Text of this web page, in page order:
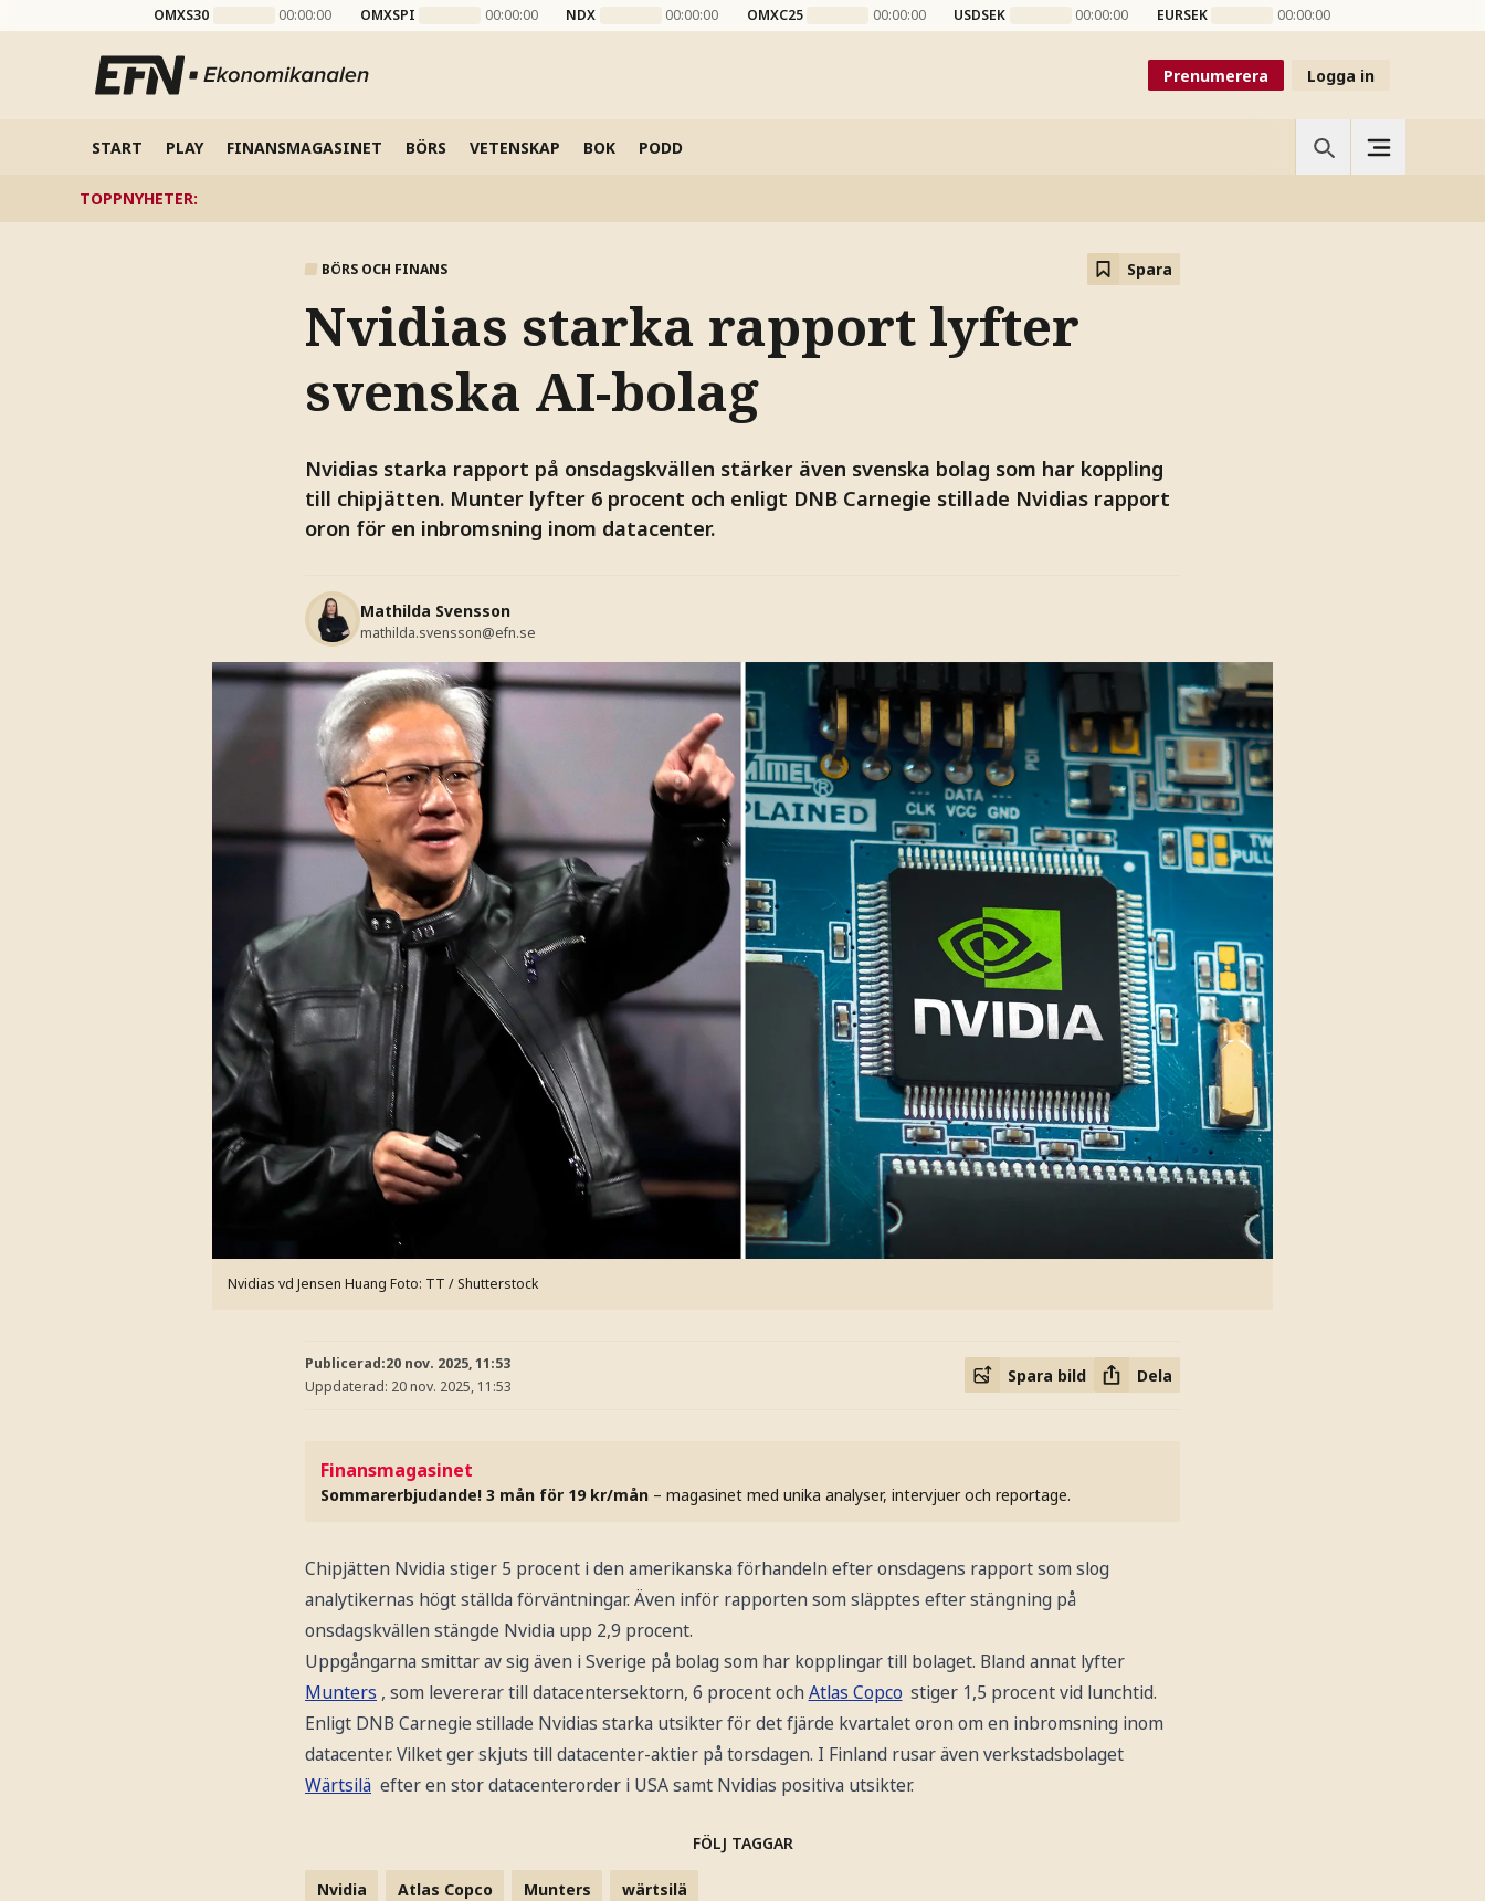
OMXS30 00:00:00 OMXSPI 00:00:00 NDX 00:00:00 OMXC25 00:00:00 USDSEK 00:00:00 EURSEK 00:00:00
Prenumerera Logga in
START PLAY FINANSMAGASINET BÖRS VETENSKAP BOK PODD
TOPPNYHETER:
BÖRS OCH FINANS Spara
Nvidias starka rapport lyfter
svenska AI-bolag
Nvidias starka rapport på onsdagskvällen stärker även svenska bolag som har koppling
till chipjätten. Munter lyfter 6 procent och enligt DNB Carnegie stillade Nvidias rapport
oron för en inbromsning inom datacenter.
Mathilda Svensson
mathilda.svensson@efn.se
Nvidias vd Jensen Huang Foto: TT / Shutterstock
Publicerad:20 nov. 2025, 11:53
Uppdaterad: 20 nov. 2025, 11:53
Spara bild Dela
Finansmagasinet
Sommarerbjudande! 3 mån för 19 kr/mån – magasinet med unika analyser, intervjuer och reportage.
Chipjätten Nvidia stiger 5 procent i den amerikanska förhandeln efter onsdagens rapport som slog
analytikernas högt ställda förväntningar. Även inför rapporten som släpptes efter stängning på
onsdagskvällen stängde Nvidia upp 2,9 procent.
Uppgångarna smittar av sig även i Sverige på bolag som har kopplingar till bolaget. Bland annat lyfter
Munters , som levererar till datacentersektorn, 6 procent ochAtlas Copco stiger 1,5 procent vid lunchtid.
Enligt DNB Carnegie stillade Nvidias starka utsikter för det fjärde kvartalet oron om en inbromsning inom
datacenter. Vilket ger skjuts till datacenter-aktier på torsdagen. I Finland rusar även verkstadsbolaget
Wärtsilä efter en stor datacenterorder i USA samt Nvidias positiva utsikter.
FÖLJ TAGGAR
Nvidia Atlas Copco Munters wärtsilä